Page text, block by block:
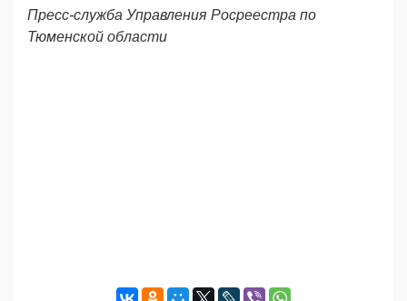
Пресс-служба Управления Росреестра по
Тюменской области